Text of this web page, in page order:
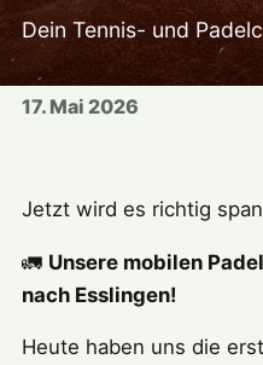
Dein Tennis- und
17. Mai 2026
Jetzt wird es richtig
🚛 Unsere mobilen
nach Esslingen!
Heute haben uns die